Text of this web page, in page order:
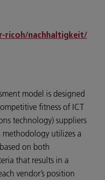
ricoh/nachhaltigkeit/
model is designed
fitness of ICT
technology) suppliers
methodology utilizes a
on both
that results in a
vendor’s position